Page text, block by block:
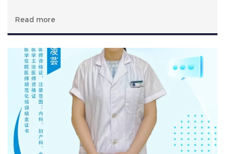
Read more